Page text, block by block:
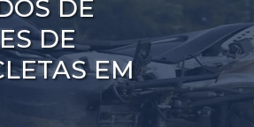
DE
DE
EM